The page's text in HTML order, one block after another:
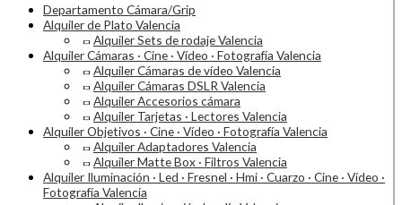
Departamento Cámara/Grip
Alquiler de Plato Valencia
Alquiler Sets de rodaje Valencia
Alquiler Cámaras · Cine · Vídeo · Fotografía Valencia
Alquiler Cámaras de vídeo Valencia
Alquiler Cámaras DSLR Valencia
Alquiler Accesorios cámara
Alquiler Tarjetas · Lectores Valencia
Alquiler Objetivos · Cine · Vídeo · Fotografía Valencia
Alquiler Adaptadores Valencia
Alquiler Matte Box · Filtros Valencia
Alquiler Iluminación · Led · Fresnel · Hmi · Cuarzo · Cine · Vídeo ·
Fotografía Valencia